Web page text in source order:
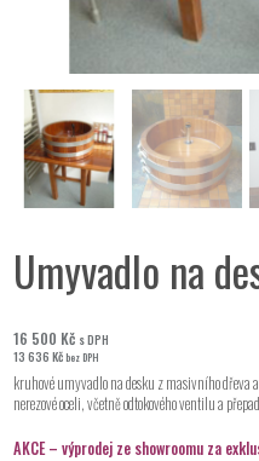
Umyvadlo na
16 500 Kč s DPH
13 636Kč bez DPH
kruhové umyvadlo na desku z masivního
nerezové oceli, včetně odtokového ventilu a
AKCE – výprodej ze showroomu za